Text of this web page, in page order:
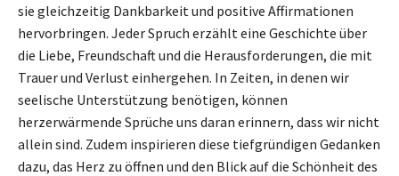
sie gleichzeitig Dankbarkeit und positive Affirmationen
hervorbringen. Jeder Spruch erzählt eine Geschichte über
die Liebe, Freundschaft und die Herausforderungen, die mit
Trauer und Verlust einhergehen. In Zeiten, in denen wir
seelische Unterstützung benötigen, können
herzerwärmende Sprüche uns daran erinnern, dass wir nicht
allein sind. Zudem inspirieren diese tiefgründigen Gedanken
dazu, das Herz zu öffnen und den Blick auf die Schönheit des